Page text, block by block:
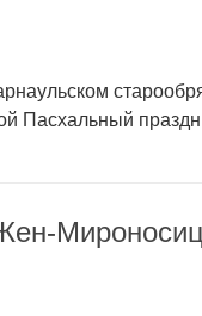
Пасхальный
Мироносиц